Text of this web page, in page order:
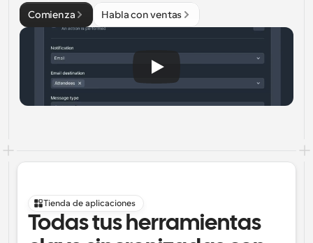
Comienza Habla con ventas
Tienda de aplicaciones
Todas tus herramientas